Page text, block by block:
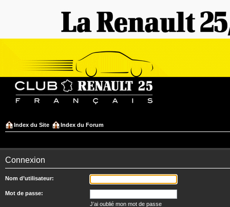
Index du Site Index du Forum
Connexion
Nom d’utilisateur:
Mot de passe:
J’ai oublié mon mot de passe